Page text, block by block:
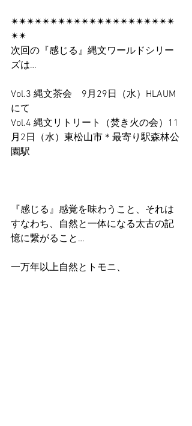
✴︎✴︎✴︎✴︎✴︎✴︎✴︎✴︎✴︎✴︎✴︎✴︎✴︎✴︎✴︎✴︎✴︎✴︎✴︎✴︎✴︎
✴︎✴︎
次回の『感じる』縄文ワールドシリー
ズは…
Vol.3 縄文茶会　9月29日（水）HLAUM
にて
Vol.4 縄文リトリート（焚き火の会）11
月2日（水）東松山市＊最寄り駅森林公
園駅
『感じる』感覚を味わうこと、それは
すなわち、自然と一体になる太古の記
憶に繋がること…
一万年以上自然とトモニ、